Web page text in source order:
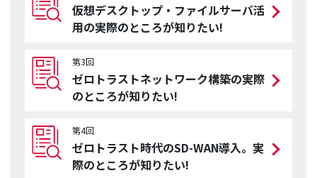
仮想デスクトップ・ファイルサーバ活
用の実際のところが知りたい!
第3回
ゼロトラストネットワーク構築の実際
のところが知りたい!
第4回
ゼロトラスト時代のSD-WAN導入。実
際のところが知りたい!